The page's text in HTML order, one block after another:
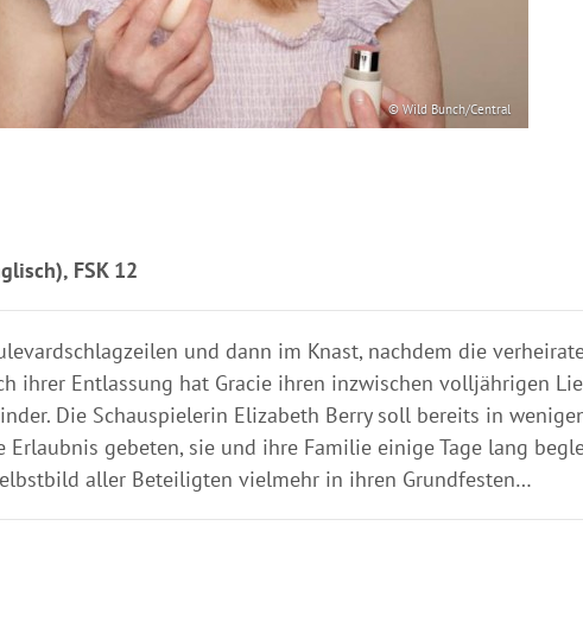
© Wild Bunch/Central
FSK 12
und dann im Knast, nachdem die
ihrer Entlassung hat Gracie ihren inzwischen volljährigen
Die Schauspielerin Elizabeth Berry soll bereits in
gebeten, sie und ihre Familie einige Tage lang
aller Beteiligten vielmehr in ihren Grundfesten…